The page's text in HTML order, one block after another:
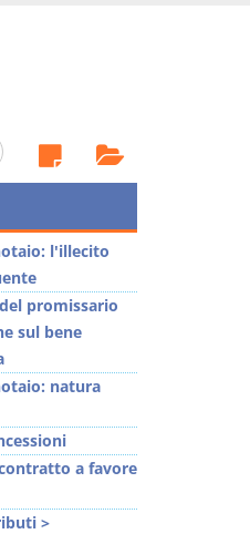
l'illecito
promissario
sul bene
natura
a favore
>